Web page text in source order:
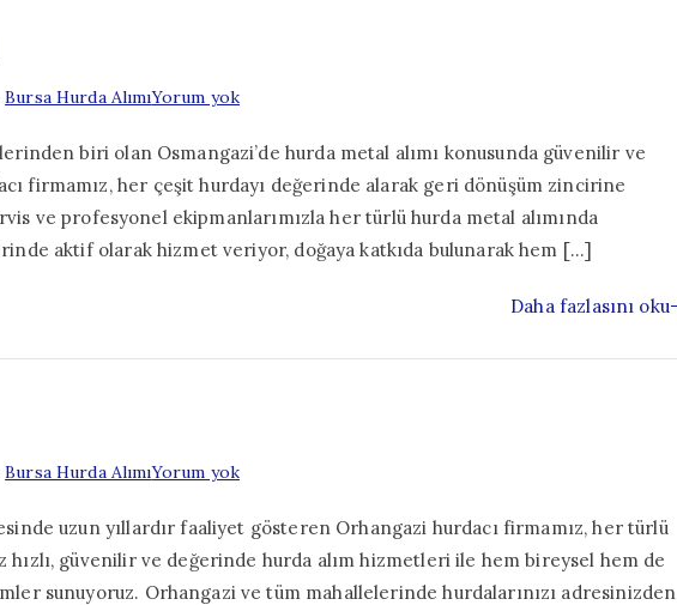
Bursa Hurda AlımıYorum yokOsmangazi
biri olan Osmangazi’de hurda metal alımı konusunda güvenilir ve
firmamız, her çeşit hurdayı değerinde alarak geri dönüşüm zincirine
ve profesyonel ekipmanlarımızla her türlü hurda metal alımında
aktif olarak hizmet veriyor, doğaya katkıda bulunarak hem […]
Daha fazlasını oku
Bursa Hurda AlımıYorum yokOrhangazi
uzun yıllardır faaliyet gösteren Orhangazi hurdacı firmamız, her türlü
hızlı, güvenilir ve değerinde hurda alım hizmetleri ile hem bireysel hem de
sunuyoruz. Orhangazi ve tüm mahallelerinde hurdalarınızı adresinizden